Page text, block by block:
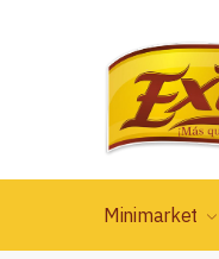
Minimarket